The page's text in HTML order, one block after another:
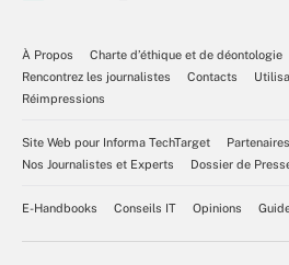
À Propos
Charte d’éthique et de déontologie
Rencontrez les journalistes
Contacts
Réimpressions
Site Web pour Informa TechTarget Partenaires
Nos Journalistes et Experts
Dossier de
E-Handbooks Conseils IT Opinions